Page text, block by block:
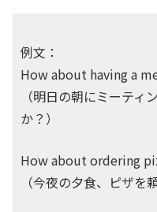
例文：
How about having a
（明日の朝にミーティ
か？）
How about ordering
（今夜の夕食、ピザを